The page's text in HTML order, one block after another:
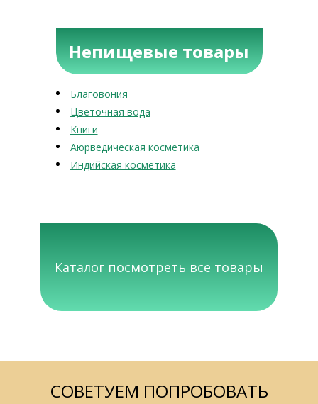
Непищевые товары
Благовония
Цветочная вода
Книги
Аюрведическая косметика
Индийская косметика
Каталог посмотреть все товары
СОВЕТУЕМ ПОПРОБОВАТЬ